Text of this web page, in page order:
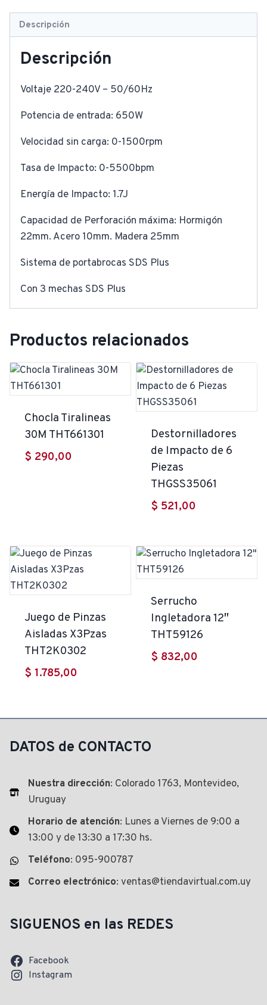
Descripción
Descripción
Voltaje 220-240V – 50/60Hz
Potencia de entrada: 650W
Velocidad sin carga: 0-1500rpm
Tasa de Impacto: 0-5500bpm
Energía de Impacto: 1.7J
Capacidad de Perforación máxima: Hormigón
22mm. Acero 10mm. Madera 25mm
Sistema de portabrocas SDS Plus
Con 3 mechas SDS Plus
Productos relacionados
Chocla Tiralineas
30M THT661301
$ 290,00
Destornilladores
de Impacto de 6
Piezas
THGSS35061
$ 521,00
Juego de Pinzas
Aisladas X3Pzas
THT2K0302
$ 1.785,00
Serrucho
Ingletadora 12″
THT59126
$ 832,00
DATOS de CONTACTO
Nuestra dirección: Colorado 1763, Montevideo,
Uruguay
Horario de atención: Lunes a Viernes de 9:00 a
13:00 y de 13:30 a 17:30 hs.
Teléfono: 095-900787
Correo electrónico: ventas@tiendavirtual.com.uy
SIGUENOS en las REDES
Facebook
Instagram